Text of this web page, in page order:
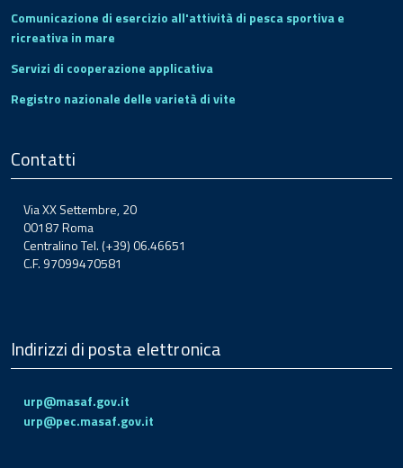
Comunicazione di esercizio all'attività di pesca sportiva e
ricreativa in mare
Servizi di cooperazione applicativa
Registro nazionale delle varietà di vite
Contatti
Via XX Settembre, 20
00187 Roma
Centralino Tel. (+39) 06.46651
C.F. 97099470581
Indirizzi di posta elettronica
urp@masaf.gov.it
urp@pec.masaf.gov.it